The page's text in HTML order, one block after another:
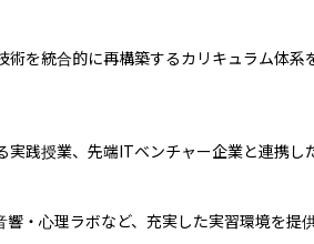
術を統合的に再構築するカリキュラム体
践授業、先端ITベンチャー企業と連携し
・心理ラボなど、充実した実習環境を提